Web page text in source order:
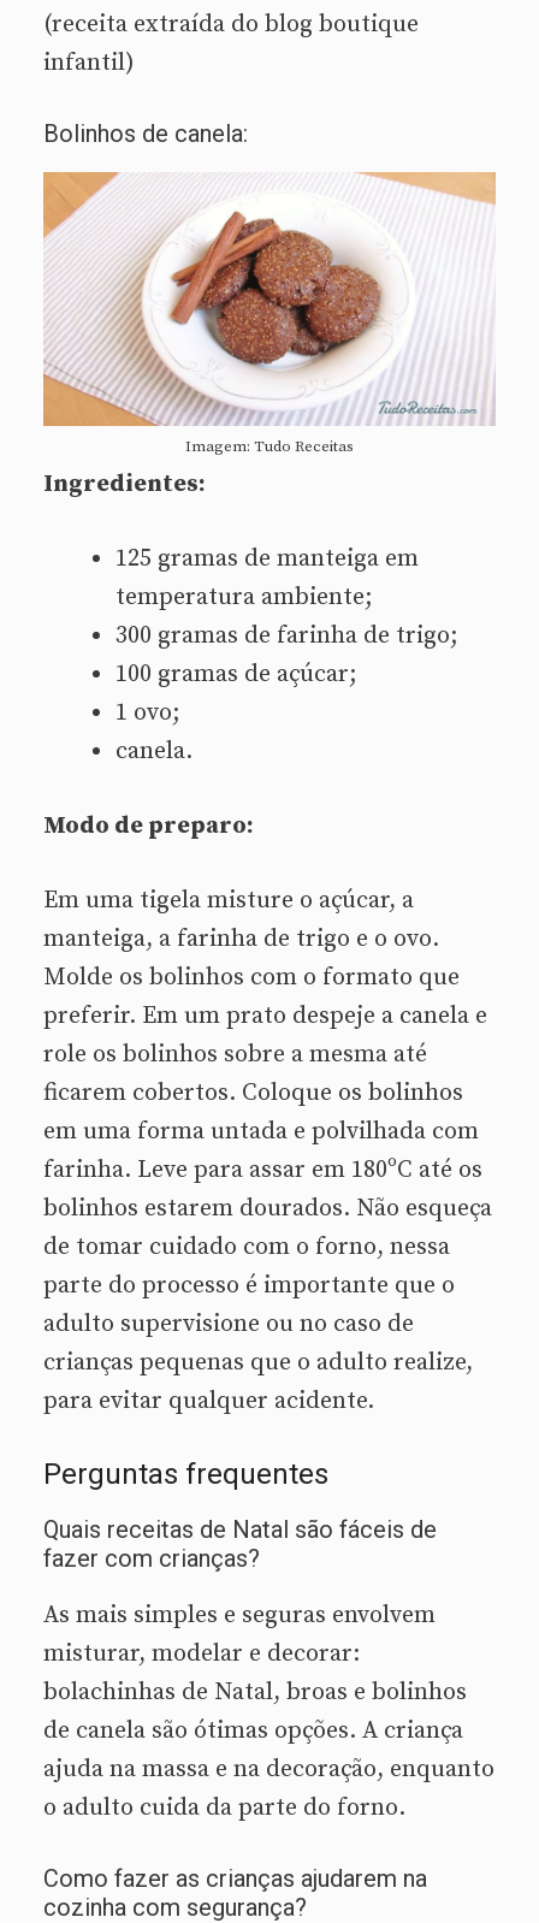
(receita extraída do blog boutique
infantil)
Bolinhos de canela:
Imagem: Tudo Receitas
Ingredientes:
125 gramas de manteiga em
temperatura ambiente;
300 gramas de farinha de trigo;
100 gramas de açúcar;
1 ovo;
canela.
Modo de preparo:
Em uma tigela misture o açúcar, a
manteiga, a farinha de trigo e o ovo.
Molde os bolinhos com o formato que
preferir. Em um prato despeje a canela e
role os bolinhos sobre a mesma até
ficarem cobertos. Coloque os bolinhos
em uma forma untada e polvilhada com
farinha. Leve para assar em 180ºC até os
bolinhos estarem dourados. Não esqueça
de tomar cuidado com o forno, nessa
parte do processo é importante que o
adulto supervisione ou no caso de
crianças pequenas que o adulto realize,
para evitar qualquer acidente.
Perguntas frequentes
Quais receitas de Natal são fáceis de
fazer com crianças?
As mais simples e seguras envolvem
misturar, modelar e decorar:
bolachinhas de Natal, broas e bolinhos
de canela são ótimas opções. A criança
ajuda na massa e na decoração, enquanto
o adulto cuida da parte do forno.
Como fazer as crianças ajudarem na
cozinha com segurança?